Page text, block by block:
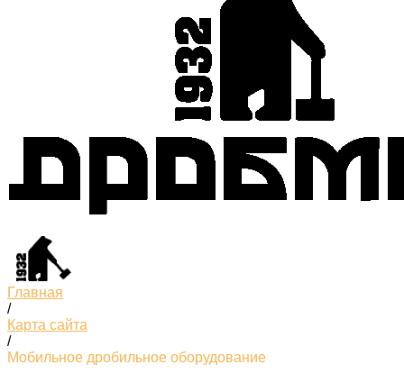
Главная
/
Карта сайта
/
Мобильное дробильное оборудование